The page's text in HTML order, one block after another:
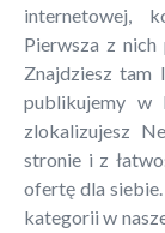
internetowej,
Pierwsza z nich
Znajdziesz tam
publikujemy w
zlokalizujesz
stronie i z
ofertę dla
kategorii w